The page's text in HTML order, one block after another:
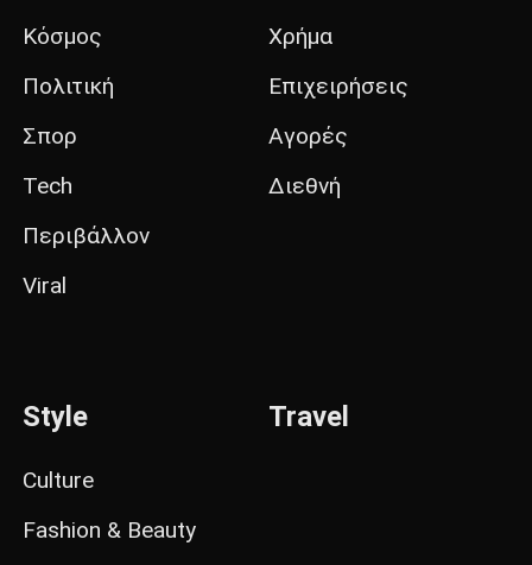
Κόσμος
Πολιτική
Σπορ
Tech
Περιβάλλον
Viral
Χρήμα
Επιχειρήσεις
Αγορές
Διεθνή
Style
Culture
Fashion & Beauty
Travel